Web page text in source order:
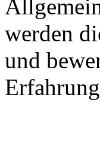
werden
und